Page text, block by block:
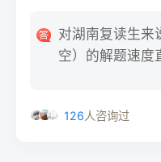
对湖南复读生来
空）的解题速度
126人咨询过